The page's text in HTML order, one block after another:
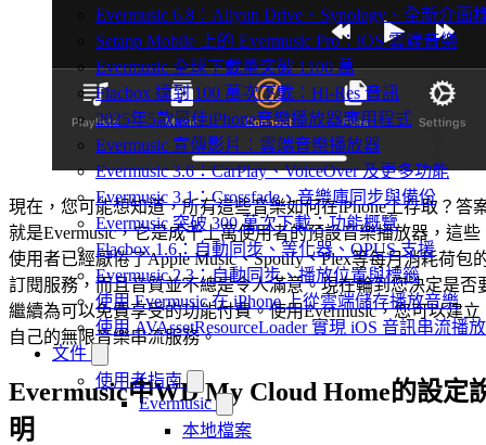
Evermusic 6.8：Aliyun Drive、Synology、全新介面
Setapp Mobile 上的 Evermusic Pro：iOS 雲端音樂
Evermusic 全球下載量突破 1100 萬
Flacbox 達到 100 萬次下載：Hi-Res 音訊
2025年5款最佳iPhone音樂播放器應用程式
Evermusic 宣傳影片：雲端音樂播放器
Evermusic 3.6：CarPlay、VoiceOver 及更多功能
Evermusic 3.1：Crossfade、音樂庫同步與備份
Evermusic 突破 300 萬次下載：功能概覽
Flacbox 1.6：自動同步、等化器、OPUS 支援
Evermusic 2.3：自動同步、播放位置與標籤
使用 Evermusic 在 iPhone 上從雲端儲存播放音樂
使用 AVAssetResourceLoader 實現 iOS 音訊串流播放
文件
使用者指南
Evermusic
本地檔案
現在，您可能想知道，所有這些音樂如何在iPhone上存取？答
就是Evermusic，它是成千上萬使用者的預設音樂播放器，這些
使用者已經厭倦了Apple Music、Spotify、Plex等每月消耗荷包
訂閱服務，而且音質並不總是令人滿意。現在輪到您決定是否
繼續為可以免費享受的功能付費。使用Evermusic，您可以建立
自己的無限音樂串流服務。
Evermusic中WD My Cloud Home的設定
明